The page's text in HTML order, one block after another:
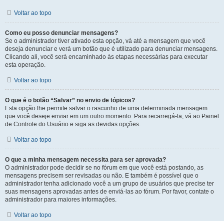
Voltar ao topo
Como eu posso denunciar mensagens?
Se o administrador tiver ativado esta opção, vá até a mensagem que você
deseja denunciar e verá um botão que é utilizado para denunciar mensagens.
Clicando ali, você será encaminhado às etapas necessárias para executar
esta operação.
Voltar ao topo
O que é o botão “Salvar” no envio de tópicos?
Esta opção lhe permite salvar o rascunho de uma determinada mensagem
que você deseje enviar em um outro momento. Para recarregá-la, vá ao Painel
de Controle do Usuário e siga as devidas opções.
Voltar ao topo
O que a minha mensagem necessita para ser aprovada?
O administrador pode decidir se no fórum em que você está postando, as
mensagens precisem ser revisadas ou não. E também é possível que o
administrador tenha adicionado você a um grupo de usuários que precise ter
suas mensagens aprovadas antes de enviá-las ao fórum. Por favor, contate o
administrador para maiores informações.
Voltar ao topo